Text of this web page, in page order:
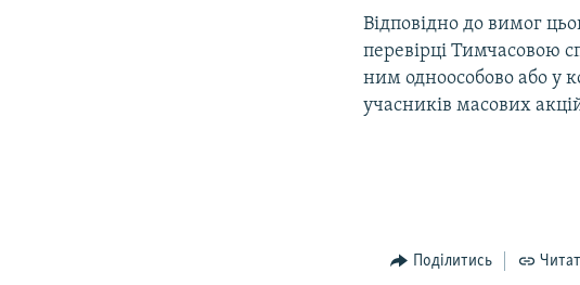
Відповідно до вимог
перевірці Тимчасовою
ним одноособово або у
учасників масових
Поділитись